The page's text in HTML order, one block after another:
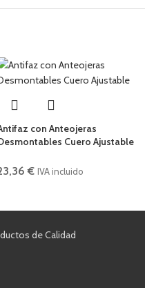
con Anteojeras
Cuero Ajustable
€ IVA incluido